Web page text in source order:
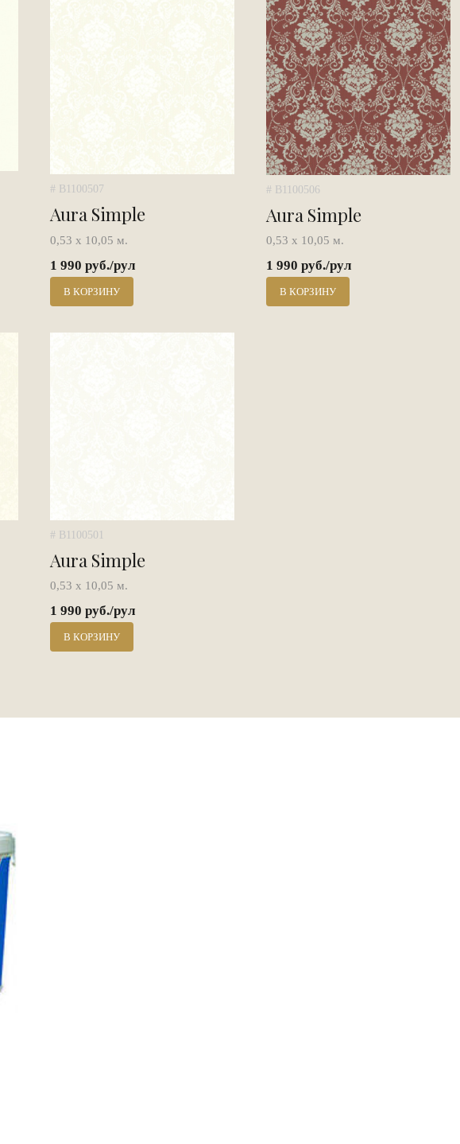
# B1100507
Aura Simple
0,53 х 10,05 м.
1 990 руб./рул
В КОРЗИНУ
# B1100506
Aura Simple
0,53 х 10,05 м.
1 990 руб./рул
В КОРЗИНУ
# B1100501
Aura Simple
0,53 х 10,05 м.
1 990 руб./рул
В КОРЗИНУ